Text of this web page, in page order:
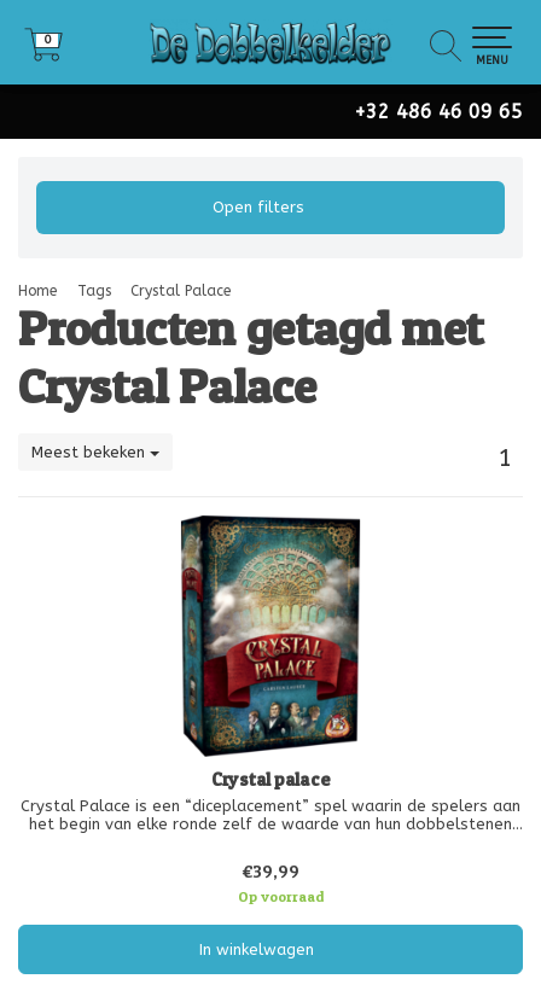
+32 486 46 09 65
0
0
MENU
Open filters
Home Tags Crystal Palace
Producten getagd met
Crystal Palace
Meest bekeken 1
Crystal palace
Crystal Palace is een “diceplacement” spel waarin de spelers aan
het begin van elke ronde zelf de waarde van hun dobbelstenen
verschillende lo
€39,99
Op voorraad
In winkelwagen